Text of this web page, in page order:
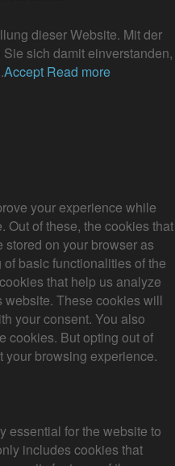
dieser Website. Mit der
sich damit einverstanden,
Accept Read more
your experience while
Out of these, the cookies that
on your browser as
basic functionalities of the
that help us analyze
website. These cookies will
your consent. You also
cookies. But opting out of
your browsing experience.
essential for the website to
includes cookies that